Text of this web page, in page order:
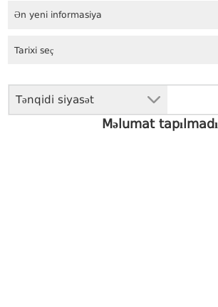
Tənqidi siyasət
Ən yeni informasiya
Məlumat tapılmadı